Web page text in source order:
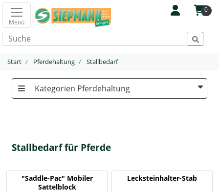
0
Menü
Start Pferdehaltung Stallbedarf
Kategorien Pferdehaltung
Stallbedarf für Pferde
"Saddle-Pac" Mobiler
Sattelblock
Lecksteinhalter-Stab